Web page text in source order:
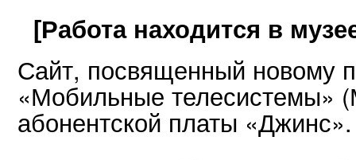
[Работа находится в
Сайт, посвященный новому
«Мобильные телесистемы»
абонентской платы «Джинс».